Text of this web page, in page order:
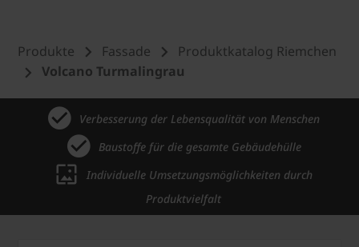
Produkte Fassade
Produktkatalog Riemchen
Volcano Turmalingrau
Verbesserung der Lebensqualität von Menschen
Baustoffe für die gesamte Gebäudehülle
Individuelle Umsetzungsmöglichkeiten durch
Produktvielfalt